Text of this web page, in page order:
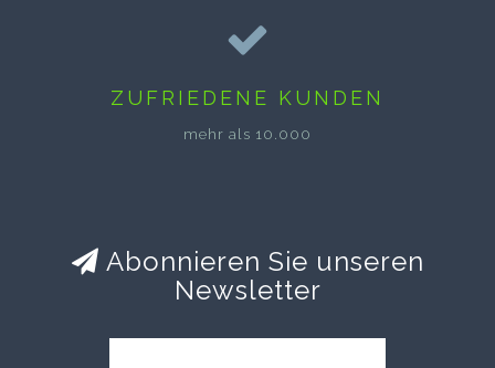
ZUFRIEDENE KUNDEN
mehr als 10.000
Abonnieren Sie unseren
Newsletter